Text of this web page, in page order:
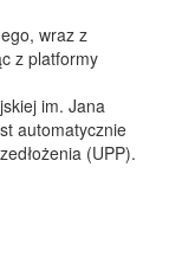
wraz z
z platformy
im. Jana
automatycznie
(UPP).